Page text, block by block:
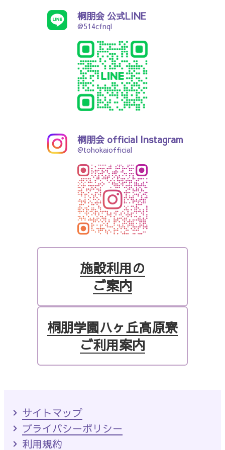
桐朋会 公式LINE
@514cfnql
桐朋会 official Instagram
@tohokaiofficial
施設利用の
ご案内
桐朋学園ハヶ丘高原寮
ご利用案内
サイトマップ
プライバシーポリシー
利用規約